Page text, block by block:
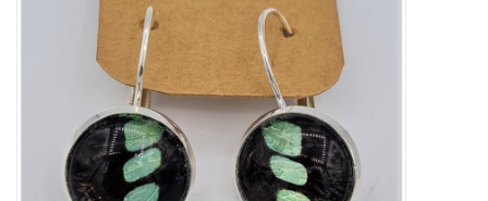
Lijsten & Stolpen
Schedels & skeletten
Huiden & vachten